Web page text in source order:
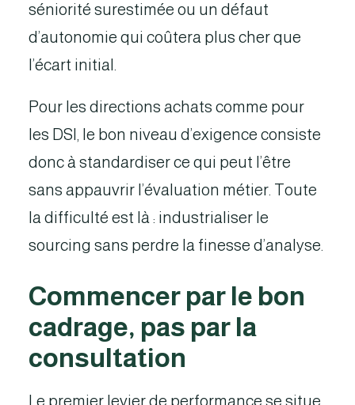
séniorité surestimée ou un défaut
d’autonomie qui coûtera plus cher que
l’écart initial.
Pour les directions achats comme pour
les DSI, le bon niveau d’exigence consiste
donc à standardiser ce qui peut l’être
sans appauvrir l’évaluation métier. Toute
la difficulté est là : industrialiser le
sourcing sans perdre la finesse d’analyse.
Commencer par le bon
cadrage, pas par la
consultation
Le premier levier de performance se situe